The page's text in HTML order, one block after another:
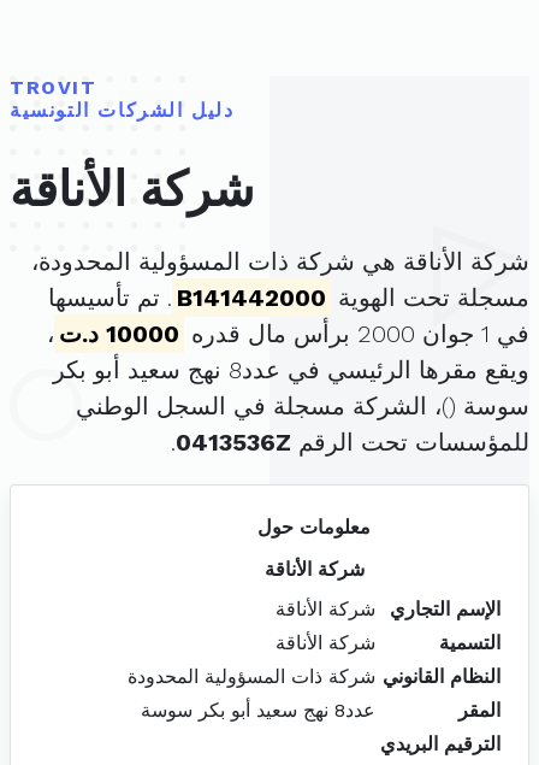
TROVIT
دليل الشركات التونسية
شركة الأناقة
شركة الأناقة هي شركة ذات المسؤولية المحدودة،
مسجلة تحت الهوية B141442000 . تم تأسيسها
في 1 جوان 2000 برأس مال قدره
10000 د.ت
،
ويقع مقرها الرئيسي في عدد8 نهج سعيد أبو بكر
سوسة ()، الشركة مسجلة في السجل الوطني
للمؤسسات تحت الرقم 0413536Z
.
معلومات حول
شركة الأناقة
الإسم التجاري
شركة الأناقة
التسمية
شركة الأناقة
النظام القانوني شركة ذات المسؤولية المحدودة
المقر
عدد8 نهج سعيد أبو بكر سوسة
الترقيم البريدي